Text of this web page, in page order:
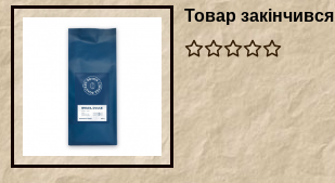
Товар закінчився